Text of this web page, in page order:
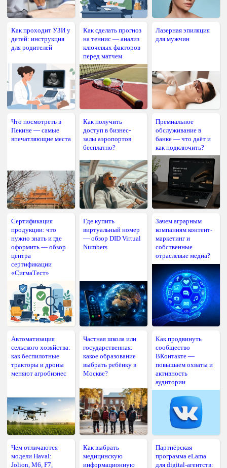
Как проходит УЗИ у
детей: инструкция
для родителей
Как сделать прогноз
на теннис — анализ
ключевых факторов
перед матчем
Лазерная эпиляция
для мужчин
Что посмотреть в
Пекине — самые
впечатляющие места
Как получить
доступ в бизнес-
залы аэропортов
бесплатно?
Премиальное
обслуживание в
банке — что даёт и
как подключить?
Сертификация
продукции: что
нужно знать и где
оформить — обзор
центра
сертификации
«СигмаТест»
Где купить
виртуальный номер
— обзор DID Virtual
Numbers
Зачем аграрным
компаниям контент-
маркетинг и
собственные
отраслевые медиа?
Автоматизация
сельского хозяйства:
как беспилотные
тракторы и дроны
меняют агробизнес
Частная школа или
государственная:
какое образование
выбрать ребёнку в
Москве?
Как продвинуть
сообщество
ВКонтакте —
повышаем охваты и
активность
аудитории
Чем отличаются
модели Haval:
Jolion, M6, F7,
Как выбрать
медицинскую
информационную
Партнёрская
программа eLama
для digital-агентств: